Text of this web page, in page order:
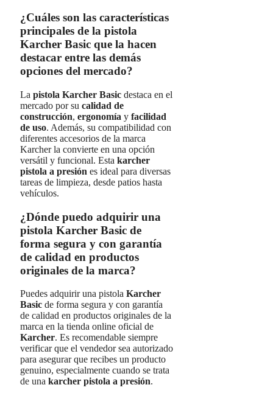
¿Cuáles son las características
principales de la pistola
Karcher Basic que la hacen
destacar entre las demás
opciones del mercado?
La pistola Karcher Basic destaca en el
mercado por su calidad de
construcción, ergonomía y facilidad
de uso. Además, su compatibilidad con
diferentes accesorios de la marca
Karcher la convierte en una opción
versátil y funcional. Esta karcher
pistola a presión es ideal para diversas
tareas de limpieza, desde patios hasta
vehículos.
¿Dónde puedo adquirir una
pistola Karcher Basic de
forma segura y con garantía
de calidad en productos
originales de la marca?
Puedes adquirir una pistola Karcher
Basic de forma segura y con garantía
de calidad en productos originales de la
marca en la tienda online oficial de
Karcher. Es recomendable siempre
verificar que el vendedor sea autorizado
para asegurar que recibes un producto
genuino, especialmente cuando se trata
de una karcher pistola a presión.